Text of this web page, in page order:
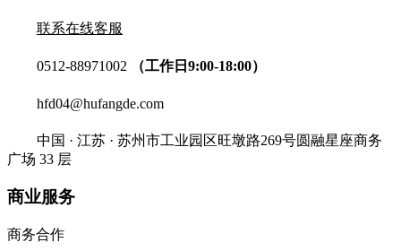
联系在线客服
0512-88971002 （工作日9:00-18:00）
hfd04@hufangde.com
中国 · 江苏 · 苏州市工业园区旺墩路269号圆融星座商务
广场 33 层
商业服务
商务合作